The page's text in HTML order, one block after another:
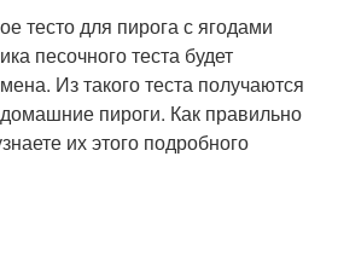
тесто для пирога с ягодами
песочного теста будет
Из такого теста получаются
пироги. Как правильно
их этого подробного